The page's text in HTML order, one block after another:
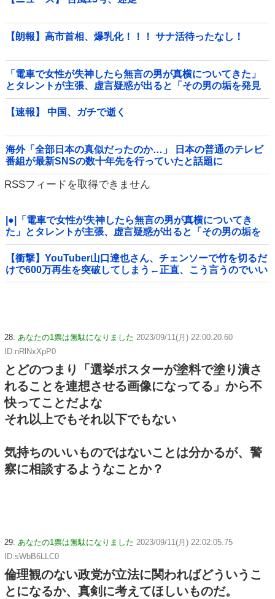
【朗報】高市首相、爆乳化！！！ サナ活待ったなし！
「電車で女性が失神したら無言の男が真横についてきた」
とタレントが主張、虚言疑惑が出ると「その男の垢を発見
した」と追加主張するも……他
【速報】 中国、ガチで逝く
海外「全部日本の真似だったのか…」 日本の普通のテレビ
番組が最新SNSの数十年先を行っていたと話題に
RSSフィードを取得できません
|●|「電車で女性が失神したら無言の男が真横についてき
た」とタレントが主張、虚言疑惑が出ると「その男の垢を
発見した」と追加主張するも……
【衝撃】YouTuber山口達也さん、チェンソーで竹を切るだ
けで600万再生を突破してしまう←正直、こう言うのでいい
んだよなw w w w w w w w
28: あなたの1票は無駄になりました 2023/09/11(月) 22:00:20.60
ID:nRlNxXpP0
とどのつまり「選挙ポスターが塗料で塗り潰さ
れることを連想させる画像になってる」から不
快ってことだよな
それ以上でもそれ以下でもない
気持ちのいいものではないことは分かるが、警
察に相談するようなことか？
29: あなたの1票は無駄になりました 2023/09/11(月) 22:02:05.75
ID:sWbB6LLC0
倫理観のない政党が立法に関わればどういうこ
とになるか、真剣に考えてほしいものだ。